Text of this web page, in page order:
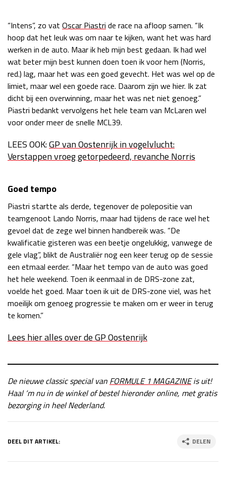
Kwalificatie
za 22:00 - 23:00
Race
zo 21:00 - 23:00
LAS VEGAS GRAND PRIX 2026 20 - 22 nov
Kwalificatie
za 05:00 - 06:00
Race
zo 05:00 - 07:00
GP QATAR 2026 27 - 29 nov
Kwalificatie
Race
zo 17:00 - 19:00
GP ABU DHABI 2026 04 - 06 dec
Kwalificatie
za 15:00 - 16:00
Race
“Intens”, zo vat Oscar Piastri de race na afloop samen. “Ik
hoop dat het leuk was om naar te kijken, want het was hard
werken in de auto. Maar ik heb mijn best gedaan. Ik had wel
wat beter mijn best kunnen doen toen ik voor hem (Norris,
red.) lag, maar het was een goed gevecht. Het was wel op de
limiet, maar wel een goede race. Daarom zijn we hier. Ik zat
dicht bij een overwinning, maar het was net niet genoeg.”
Piastri bedankt vervolgens het hele team van McLaren wel
voor onder meer de snelle MCL39.
LEES OOK:GP van Oostenrijk in vogelvlucht:
Verstappen vroeg getorpedeerd, revanche Norris
Goed tempo
Piastri startte als derde, tegenover de polepositie van
teamgenoot Lando Norris, maar had tijdens de race wel het
gevoel dat de zege wel binnen handbereik was. “De
kwalificatie gisteren was een beetje ongelukkig, vanwege de
gele vlag”, blikt de Australiër nog een keer terug op de sessie
een etmaal eerder. “Maar het tempo van de auto was goed
het hele weekend. Toen ik eenmaal in de DRS-zone zat,
voelde het goed. Maar toen ik uit de DRS-zone viel, was het
moeilijk om genoeg progressie te maken om er weer in terug
te komen.”
Lees hier alles over de GP Oostenrijk
De nieuwe classic special van FORMULE 1 MAGAZINEis uit!
Haal ‘m nu in de winkel of bestel hieronder online, met gratis
bezorging in heel Nederland.
DEEL DIT ARTIKEL: DELEN